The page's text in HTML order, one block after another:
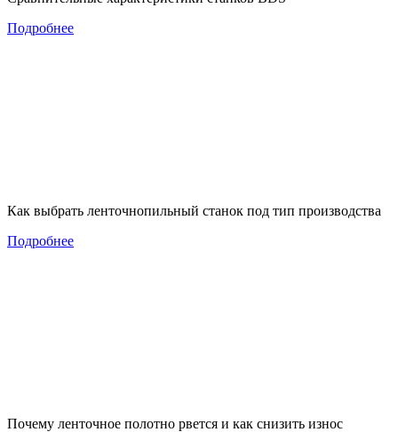
Подробнее
Как выбрать ленточнопильный станок под тип производства
Подробнее
Почему ленточное полотно рвется и как снизить износ